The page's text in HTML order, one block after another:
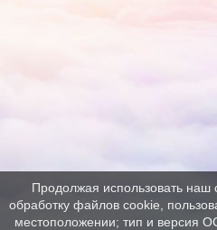
Продолжая использовать наш
обработку файлов cookie,
местоположении; тип и версия